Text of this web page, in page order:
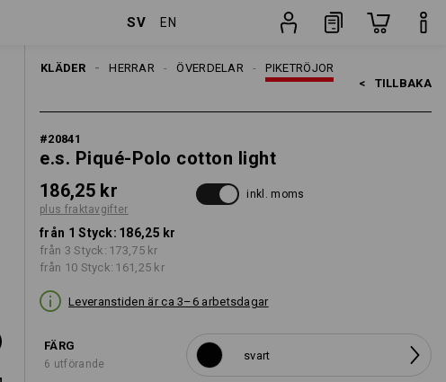
SV EN
KLÄDER PIKETRÖJOR
ÖVERDELAR
HERRAR
< TILLBAKA
#20841
e.s. Piqué-Polo cotton light
186,25 kr
plus fraktavgifter
inkl. moms
från 1 Styck: 186,25 kr
från 3 Styck: 173,75 kr
från 10 Styck: 161,25 kr
Leveranstiden är ca 3–6 arbetsdagar
FÄRG
6 utförande
svart